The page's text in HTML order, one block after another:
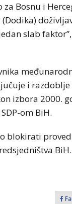
Bosnu i
slab
i
izbora 2000.
om BiH.
blokirati
BiH.